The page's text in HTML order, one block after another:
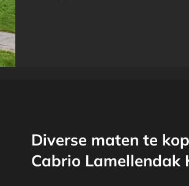
Diverse maten te
Cabrio Lamellendak